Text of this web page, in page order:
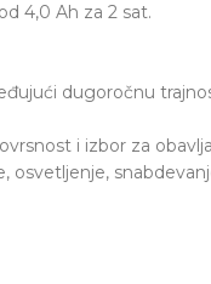
4,0 Ah za 2 sat.
dugoročnu
i izbor za